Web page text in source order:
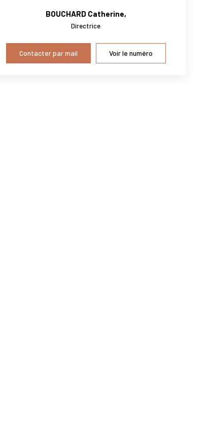
BOUCHARD Catherine,
Directrice
Contacter par mail Voir le numéro